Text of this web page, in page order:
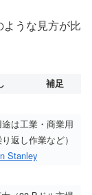
うな見方が比
補足
は工業・商業用
返し作業など）
Stanley